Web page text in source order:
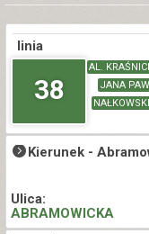
linia
38
AL.
JANA
Kierunek -
Ulica:
ABRAMOWICKA